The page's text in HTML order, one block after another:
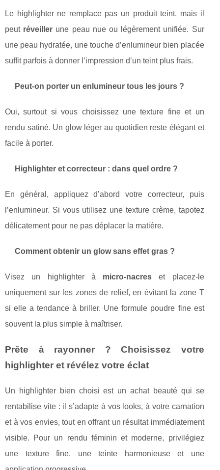
Le highlighter ne remplace pas un produit teint, mais il
peut réveiller une peau nue ou légèrement unifiée. Sur
une peau hydratée, une touche d’enlumineur bien placée
suffit parfois à donner l’impression d’un teint plus frais.
Peut-on porter un enlumineur tous les jours ?
Oui, surtout si vous choisissez une texture fine et un
rendu satiné. Un glow léger au quotidien reste élégant et
facile à porter.
Highlighter et correcteur : dans quel ordre ?
En général, appliquez d’abord votre correcteur, puis
l’enlumineur. Si vous utilisez une texture crème, tapotez
délicatement pour ne pas déplacer la matière.
Comment obtenir un glow sans effet gras ?
Visez un highlighter à micro-nacres et placez-le
uniquement sur les zones de relief, en évitant la zone T
si elle a tendance à briller. Une formule poudre fine est
souvent la plus simple à maîtriser.
Prête à rayonner ? Choisissez votre
highlighter et révélez votre éclat
Un highlighter bien choisi est un achat beauté qui se
rentabilise vite : il s’adapte à vos looks, à votre carnation
et à vos envies, tout en offrant un résultat immédiatement
visible. Pour un rendu féminin et moderne, privilégiez
une texture fine, une teinte harmonieuse et une